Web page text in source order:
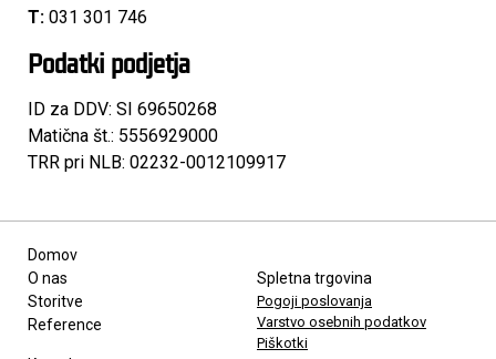
T: 031 301 746
Podatki podjetja
ID za DDV: SI 69650268
Matična št.: 5556929000
TRR pri NLB: 02232-0012109917
Domov
O nas
Storitve
Reference
Spletna trgovina
Pogoji poslovanja
Varstvo osebnih podatkov
Piškotki